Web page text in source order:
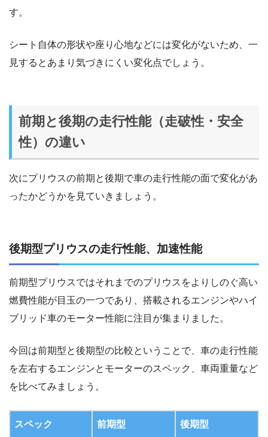
す。
シート自体の形状や座り心地などには変化がないため、一
見するとあまり気づきにくい変化点でしょう。
前期と後期の走行性能（走破性・安全
性）の違い
次にプリウスの前期と後期で車の走行性能の面で変化があ
ったかどうかを見ていきましょう。
後期型プリウスの走行性能、加速性能
前期型プリウスではそれまでのプリウスをよりしのぐ高い
燃費性能が目玉の一つであり、搭載されるエンジンやハイ
ブリッド車のモーター性能に注目が集まりました。
今回は前期型と後期型の比較ということで、車の走行性能
を左右するエンジンとモーターのスペック、車両重量など
を比べてみましょう。
スペック 前期型 後期型